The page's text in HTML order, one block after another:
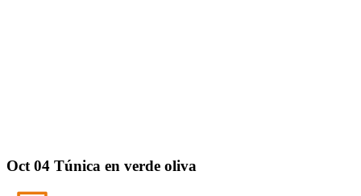
Oct 04 Túnica en verde oliva